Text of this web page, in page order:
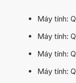
Máy tính:
Máy tính:
Máy tính:
Máy tính: